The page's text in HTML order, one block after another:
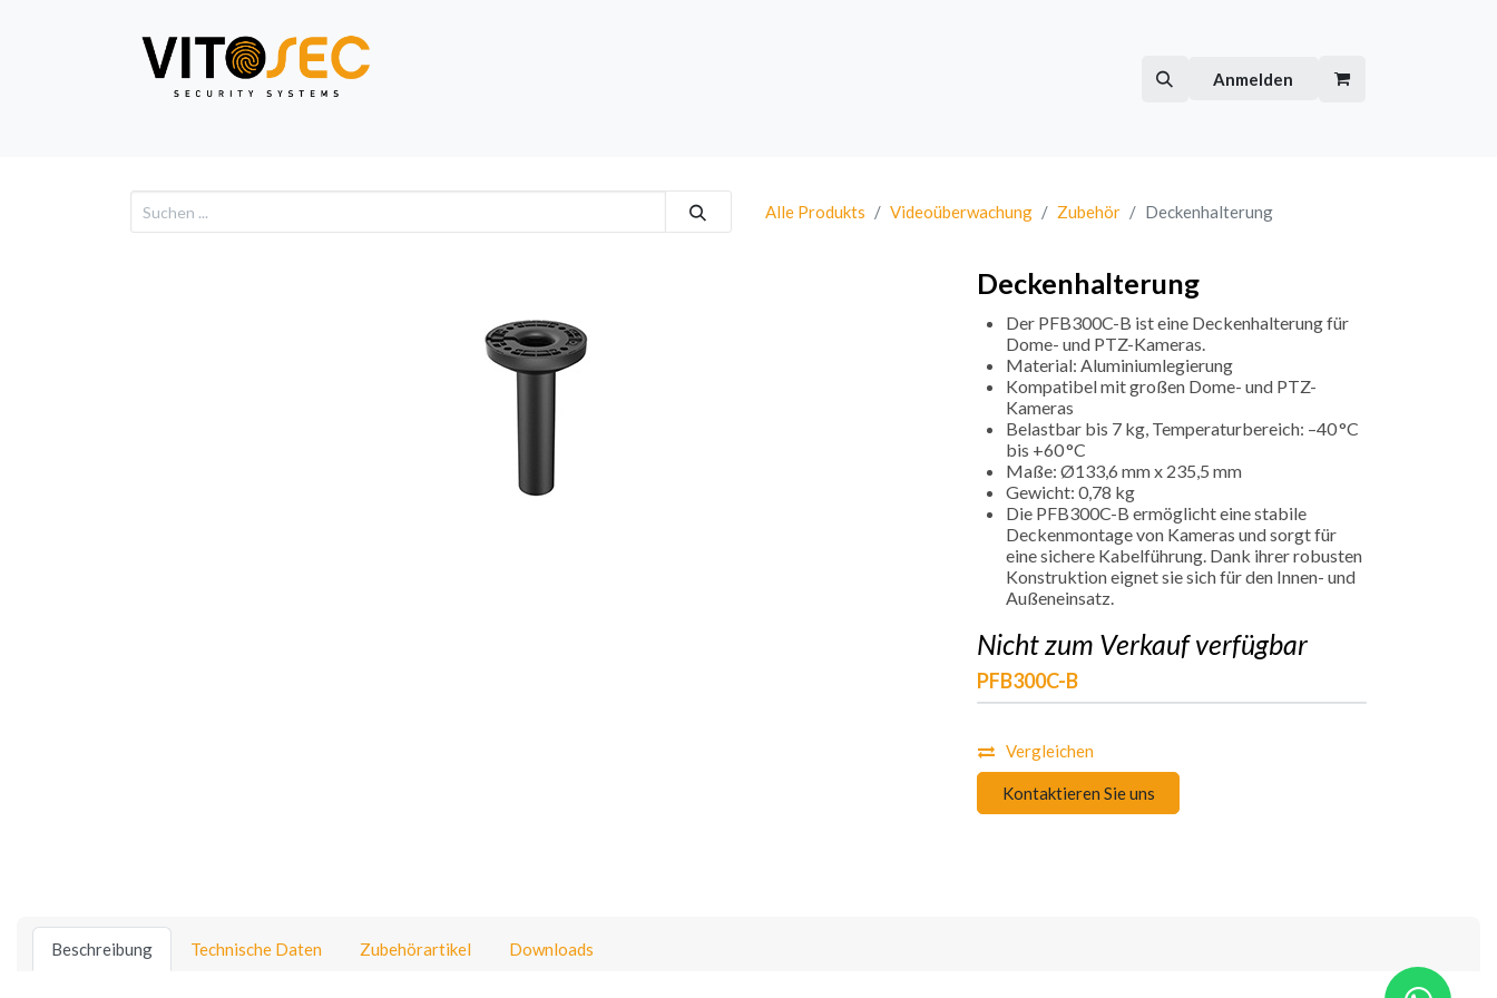
Video Alarm Anmelden
Alle Produkts Videoüberwachung Zubehör Deckenhalterung
Deckenhalterung
Der PFB300C-B ist eine Deckenhalterung für
Dome- und PTZ-Kameras.
Material: Aluminiumlegierung
Kompatibel mit großen Dome- und PTZ-
Kameras
Belastbar bis 7 kg, Temperaturbereich: –40 °C
bis +60 °C
Maße: Ø133,6 mm x 235,5 mm
Gewicht: 0,78 kg
Die PFB300C-B ermöglicht eine stabile
Deckenmontage von Kameras und sorgt für
eine sichere Kabelführung. Dank ihrer robusten
Konstruktion eignet sie sich für den Innen- und
Außeneinsatz.
Nicht zum Verkauf verfügbar
PFB300C-B
Vergleichen
Kontaktieren Sie uns
Beschreibung Technische Daten Zubehörartikel Downloads